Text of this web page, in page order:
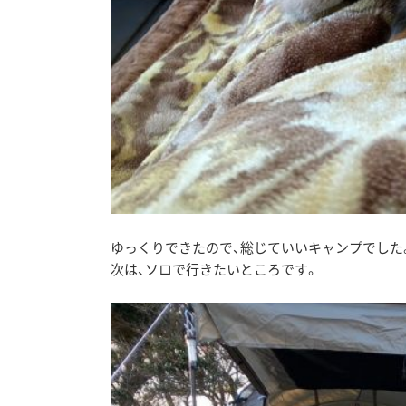
ゆっくりできたので、総じていいキャンプでした
次は、ソロで行きたいところです。